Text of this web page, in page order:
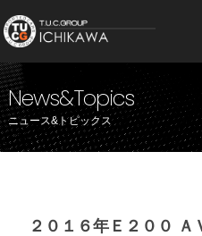
News&Topics
ニュース&トピックス
２０１６年Ｅ２００ Ａ